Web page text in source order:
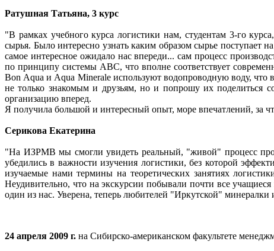
Ратушная Татьяна, 3 курс
"В рамках учебного курса логистики нам, студентам 3-го
сырья. Было интересно узнать каким образом сырье поступает
самое интересное ожидало нас впереди... сам процесс
по принципу системы ABC, что вполне соответствует
Bon Аqua и Aqua Minerale используют водопроводную воду, что
не только знакомым и друзьям, но и попрошу их поделиться
организацию вперед.
Я получила большой и интересный опыт, море впечатлений, за
Серикова Екатерина
"На ИЗРМВ мы смогли увидеть реальный, "живой" процесс
убедились в важности изучения логистики, без которой
изучаемые нами термины на теоретических занятиях
Неудивительно, что на экскурсии побывали почти все
один из нас. Уверена, теперь любителей "Иркутской"
24 апреля 2009 г. на Сибирско-американском факультете